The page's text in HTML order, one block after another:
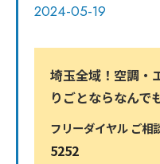
コラム
2024-05-19
埼玉全域！空調・
りごとならなんで
フリーダイヤル ご相
5252